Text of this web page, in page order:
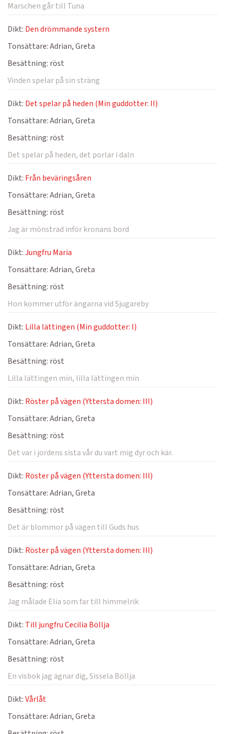
Marschen går till Tuna
Dikt: Den drömmande systern
Tonsättare:Adrian, Greta
Besättning: röst
Vinden spelar på sin sträng
Dikt: Det spelar på heden (Min guddotter: II)
Tonsättare:Adrian, Greta
Besättning: röst
Det spelar på heden, det porlar i daln
Dikt: Från beväringsåren
Tonsättare:Adrian, Greta
Besättning: röst
Jag är mönstrad inför kronans bord
Dikt:Jungfru Maria
Tonsättare:Adrian, Greta
Besättning: röst
Hon kommer utför ängarna vid Sjugareby
Dikt: Lilla lättingen (Min guddotter: I)
Tonsättare:Adrian, Greta
Besättning: röst
Lilla lättingen min, lilla lättingen min
Dikt: Röster på vägen (Yttersta domen: III)
Tonsättare:Adrian, Greta
Besättning: röst
Det var i jordens sista vår du vart mig dyr och kär.
Dikt: Röster på vägen (Yttersta domen: III)
Tonsättare:Adrian, Greta
Besättning: röst
Det är blommor på vägen till Guds hus
Dikt: Röster på vägen (Yttersta domen: III)
Tonsättare:Adrian, Greta
Besättning: röst
Jag målade Elia som far till himmelrik
Dikt: Till jungfru Cecilia Böllja
Tonsättare:Adrian, Greta
Besättning: röst
En visbok jag ägnar dig, Sissela Böllja
Dikt:Vårlåt
Tonsättare:Adrian, Greta